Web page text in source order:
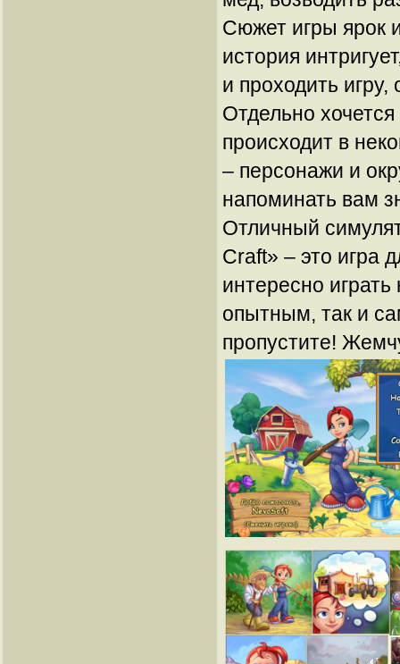
Сюжет игры ярок
история
и проходить
Отдельно
происходит в
– персонажи и
напоминать вам
Отличный
Craft» – это игра
интересно
опытным, так и
пропустите!